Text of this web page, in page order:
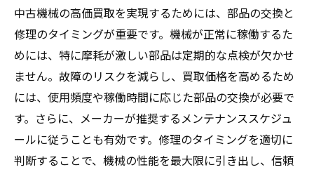
中古機械の高価買取を実現するためには、部品の交換と
修理のタイミングが重要です。機械が正常に稼働するた
めには、特に摩耗が激しい部品は定期的な点検が欠かせ
ません。故障のリスクを減らし、買取価格を高めるため
には、使用頻度や稼働時間に応じた部品の交換が必要で
す。さらに、メーカーが推奨するメンテナンススケジュ
ールに従うことも有効です。修理のタイミングを適切に
判断することで、機械の性能を最大限に引き出し、信頼